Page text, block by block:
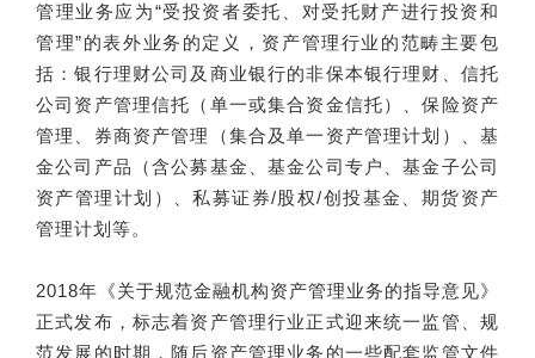
管理业务应为“受投资者委托、对受托财产进行投资和
管理”的表外业务的定义，资产管理行业的范畴主要包
括：银行理财公司及商业银行的非保本银行理财、信托
公司资产管理信托（单一或集合资金信托）、保险资产
管理、券商资产管理（集合及单一资产管理计划）、基
金公司产品（含公募基金、基金公司专户、基金子公司
资产管理计划）、私募证券/股权/创投基金、期货资产
管理计划等。
2018年《关于规范金融机构资产管理业务的指导意见》
正式发布，标志着资产管理行业正式迎来统一监管、规
范发展的时期，随后资产管理业务的一些配套监管文件